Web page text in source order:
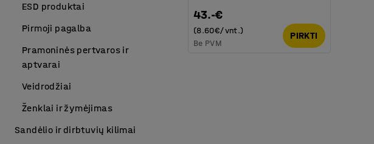
43.-€
(8.60€/vnt.)
Be PVM
PIRKTI
ESD produktai
Pirmoji pagalba
Pramoninės pertvaros ir
aptvarai
Veidrodžiai
Ženklai ir žymėjimas
Sandėlio ir dirbtuvių kilimai